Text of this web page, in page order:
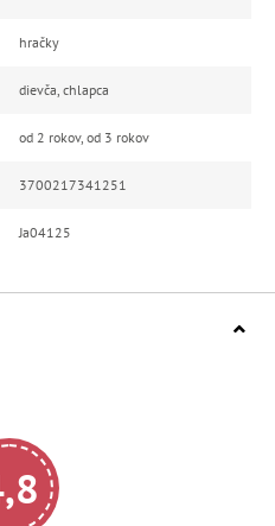
hračky
dievča, chlapca
od 2 rokov, od 3 rokov
3700217341251
Ja04125